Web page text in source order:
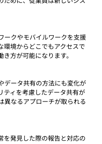
ークやモバイルワークを支援
環境からどこでもアクセスで
方が可能になります。
データ共有の方法にも変化が
ティを考慮したデータ共有が
異なるアプローチが取られる
を発見した際の報告と対応の